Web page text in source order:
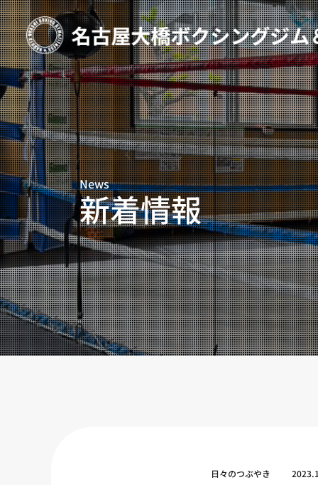
TOP
新着情報
ご予約
プライベートコース予約
レンタルスタジオ予約
名古屋大橋ボクシングジムについて
大橋弘政プロフィール
スタッフ紹介
料金案内
設備紹介
アクセス
News
新着情報
日々のつぶやき